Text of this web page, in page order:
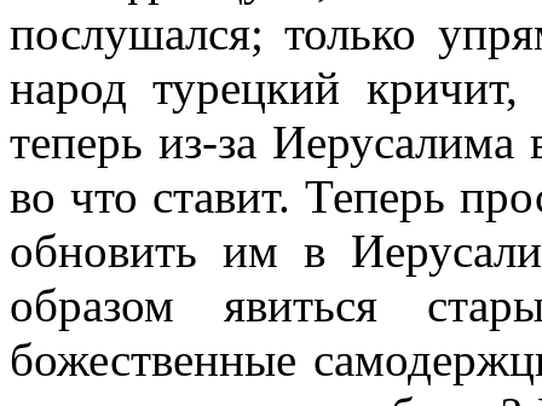
послушался; только
народ турецкий
теперь из-за
во что ставит. Теперь
обновить им в
образом явиться
божественные